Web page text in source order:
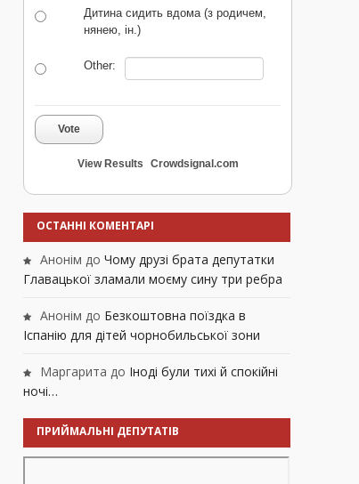
Дитина сидить вдома (з родичем,
нянею, ін.)
Other:
Vote
View Results Crowdsignal.com
ОСТАННІ КОМЕНТАРІ
Анонім до Чому друзі брата депутатки
Главацької зламали моєму сину три ребра
Анонім до Безкоштовна поїздка в
Іспанію для дітей чорнобильської зони
Маргарита до Іноді були тихі й спокійні
ночі…
ПРИЙМАЛЬНІ ДЕПУТАТІВ